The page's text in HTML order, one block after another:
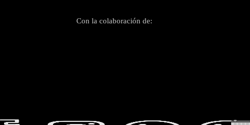
Con la colaboración de: